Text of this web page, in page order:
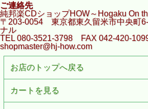
ご連絡先
純邦楽CDショップHOW～Hogaku On
〒203-0054 東京都東久留米市中央町
ナル
TEL 080-3521-3798 FAX 042-420-
shopmaster@hj-how.com
お店のトップへ戻る
カートを見る